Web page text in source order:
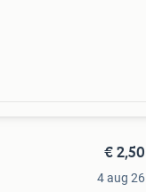
€ 2,50
4 aug 26